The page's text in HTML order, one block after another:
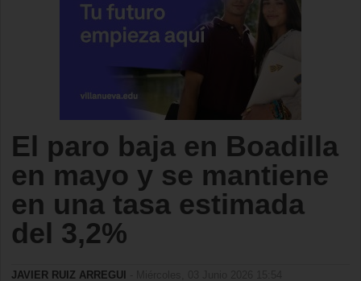
El paro baja en Boadilla
en mayo y se mantiene
en una tasa estimada
del 3,2%
JAVIER RUIZ ARREGUI